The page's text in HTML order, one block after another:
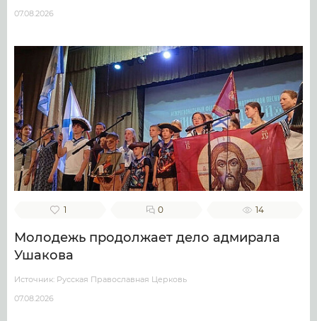
07.08.2026
1 0 14
Молодежь продолжает дело адмирала
Ушакова
Источник: Русская Православная Церковь
07.08.2026